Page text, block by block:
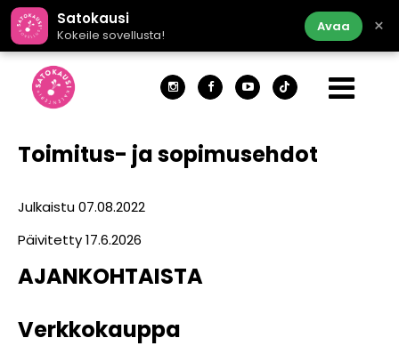
Satokausi
Kokeile sovellusta!
Avaa ×
Toimitus- ja sopimusehdot
Julkaistu 07.08.2022
Päivitetty 17.6.2026
AJANKOHTAISTA
Verkkokauppa